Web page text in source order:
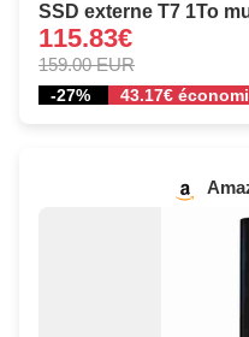
SSD externe T7 1To
115.83€
159.00 EUR
-27% 43.17€